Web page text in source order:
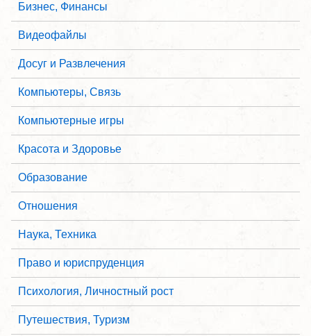
Бизнес, Финансы
Видеофайлы
Досуг и Развлечения
Компьютеры, Связь
Компьютерные игры
Красота и Здоровье
Образование
Отношения
Наука, Техника
Право и юриспруденция
Психология, Личностный рост
Путешествия, Туризм